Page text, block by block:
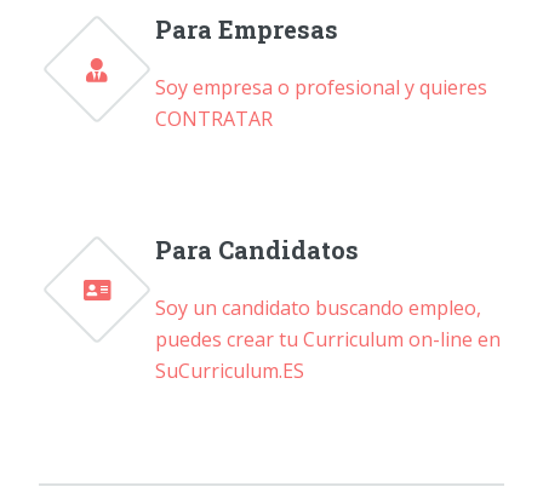
Para Empresas
Soy empresa o profesional y quieres
CONTRATAR
Para Candidatos
Soy un candidato buscando empleo,
puedes crear tu Curriculum on-line en
SuCurriculum.ES